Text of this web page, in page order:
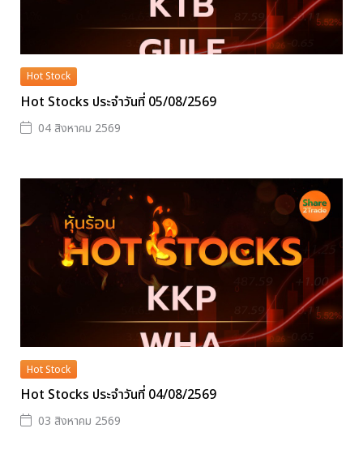
Hot Stock
Hot Stocks ประจำวันที่ 05/08/2569
04 สิงหาคม 2569
Hot Stock
Hot Stocks ประจำวันที่ 04/08/2569
03 สิงหาคม 2569